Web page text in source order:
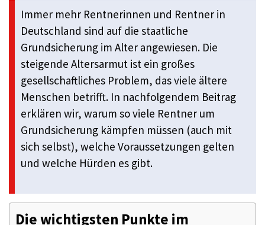
Immer mehr Rentnerinnen und Rentner in
Deutschland sind auf die staatliche
Grundsicherung im Alter angewiesen. Die
steigende Altersarmut ist ein großes
gesellschaftliches Problem, das viele ältere
Menschen betrifft. In nachfolgendem Beitrag
erklären wir, warum so viele Rentner um
Grundsicherung kämpfen müssen (auch mit
sich selbst), welche Voraussetzungen gelten
und welche Hürden es gibt.
Die wichtigsten Punkte im